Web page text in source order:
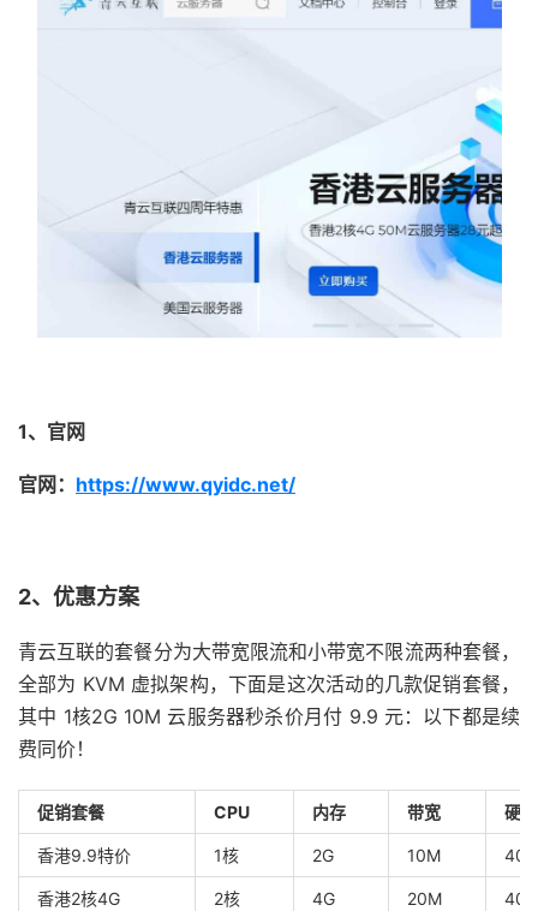
1、官网
官网： https://www.qyidc.net/
2、优惠方案
青云互联的套餐分为大带宽限流和小带宽不限流两种套餐，
全部为 KVM 虚拟架构，下面是这次活动的几款促销套餐，
其中 1核2G 10M 云服务器秒杀价月付 9.9 元：以下都是续
费同价！
促销套餐 CPU 内存 带宽 硬盘
香港9.9特价 1核 2G 10M 40G
香港2核4G 2核​ 4G 20M 40G